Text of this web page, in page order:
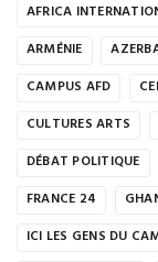
AFRICA
ARMÉNIE
CAMPUS AFD
CULTURES ARTS
DÉBAT POLITIQUE
FRANCE 24
ICI LES GENS DU